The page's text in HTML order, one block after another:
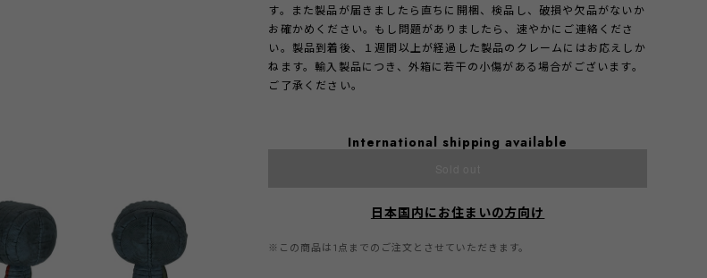
す。また製品が届きましたら直ちに開梱、検品し、破損や欠品がないか
お確かめください。もし問題がありましたら、速やかにご連絡くださ
い。製品到着後、１週間以上が経過した製品のクレームにはお応えしか
ねます。輸入製品につき、外箱に若干の小傷がある場合がございます。
ご了承ください。
International shipping available
日本国内にお住まいの方向け
※この商品は1点までのご注文とさせていただきます。